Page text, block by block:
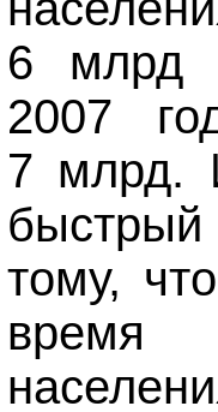
6 млрд
2007
7 млрд.
быстрый
тому,
время